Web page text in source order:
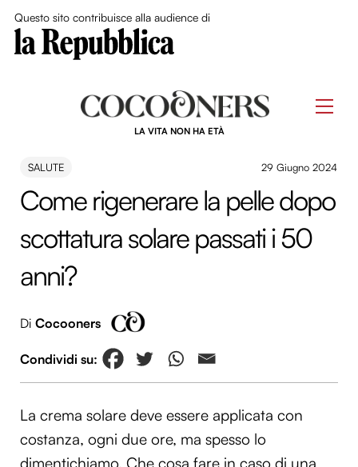
Questo sito contribuisce alla audience di
LA VITA NON HA ETÀ
SALUTE 29 Giugno 2024
Come rigenerare la pelle dopo
scottatura solare passati i 50
anni?
Di Cocooners
La crema solare deve essere applicata con
costanza, ogni due ore, ma spesso lo
dimentichiamo. Che cosa fare in caso di una